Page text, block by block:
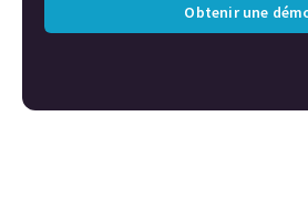
Obtenir une